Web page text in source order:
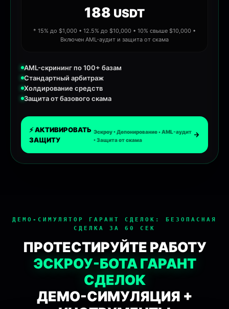
188 USDT
* 15% до $1,000 • 12.5% до $10,000 • 10% свыше $10,000 •
Включен AML-аудит и защита от скама
AML-скрининг по 100+ базам
Стандартный арбитраж
Холдирование средств
Защита от базового скама
⚡ АКТИВИРОВАТЬ
ЗАЩИТУ
Эскроу • Депонирование • AML-аудит
• Защита от скама
эскроу сервис, гарант сделок, безопасная сделка,
ДЕМО-СИМУЛЯТОР ГАРАНТ СДЕЛОК:
БЕЗОПАСНАЯ
СДЕЛКА ЗА 60 СЕК
ПРОТЕСТИРУЙТЕ РАБОТУ
ЭСКРОУ-БОТА ГАРАНТ
СДЕЛОК
ДЕМО-СИМУЛЯЦИЯ +